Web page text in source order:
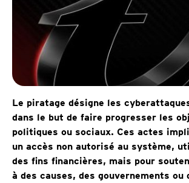
Le piratage désigne les
dans le but de faire progresser les
politiques ou sociaux. Ces actes
un accès non autorisé au système,
des fins financières, mais pour
à des causes, des gouvernements ou